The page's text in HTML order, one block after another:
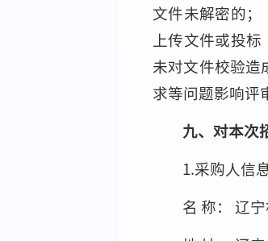
文件未解密的；
上传文件或投
未对文件校验造
求等问题影响评
九、对本次
1.采购人信
名 称： 辽